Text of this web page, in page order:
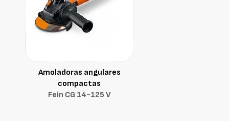
Amoladoras angulares
compactas
Fein CG 14-125 V